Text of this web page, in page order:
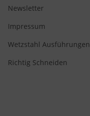
Newsletter
Impressum
Wetzstahl Ausführungen
Richtig Schneiden